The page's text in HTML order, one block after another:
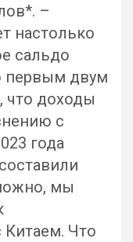
–
настолько
сальдо
первым двум
что доходы
с
года
мы
Китаем. Что